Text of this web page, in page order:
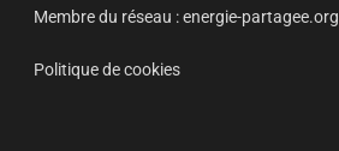
Membre du réseau :energie-partagee.org
Politique de cookies